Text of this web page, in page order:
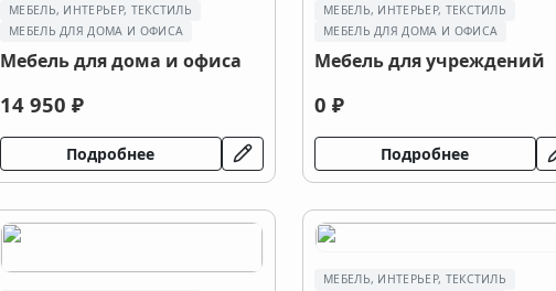
МЕБЕЛЬ, ИНТЕРЬЕР, ТЕКСТИЛЬ
МЕБЕЛЬ ДЛЯ ДОМА И ОФИСА
Мебель для дома и офиса
14 950 ₽
Подробнее
МЕБЕЛЬ, ИНТЕРЬЕР, ТЕКСТИЛЬ
МЕБЕЛЬ ДЛЯ ДОМА И ОФИСА
Мебель для учреждений
0 ₽
Подробнее
МЕБЕЛЬ, ИНТЕРЬЕР, ТЕКСТИЛЬ